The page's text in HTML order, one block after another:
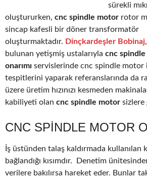
sürekli
oluştururken, cnc spindle motor rotor
sincap kafesli bir döner transformatör
oluşturmaktadır. Dinçkardeşler Bobinaj
bulunan yetişmiş ustalarıyla cnc
onarımı servislerinde cnc spindle motor
tespitlerini yaparak referanslarında da
üzere üretim hızınızı kesmeden
kabiliyeti olan cnc spindle motor sizlere
CNC SPINDLE MOTOR
İş üstünden talaş kaldırmada kullanılan
bağlandığı kısımdır. Denetim
verilere bakılırsa hareket eder. Bunlar